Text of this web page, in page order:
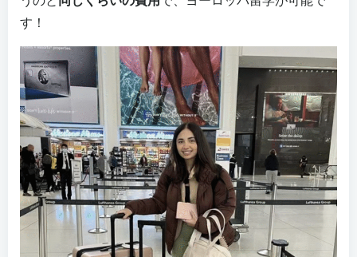
す！